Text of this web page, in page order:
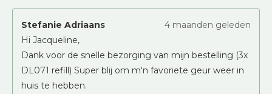
Stefanie Adriaans
4 maanden geleden
Hi Jacqueline,
Dank voor de snelle bezorging van mijn bestelling (3x
DL071 refill) Super blij om m'n favoriete geur weer in
huis te hebben.